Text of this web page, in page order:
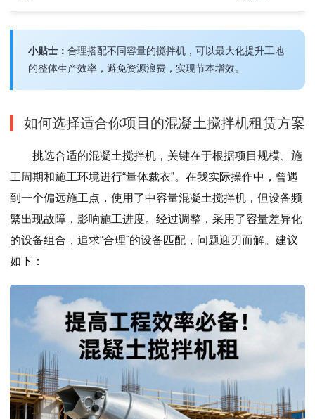
小贴士： 合理搭配不同容量的搅拌机，可以最大化提升工地
的整体生产效率，避免资源浪费，实现节本增效。
如何选择适合你项目的混凝土搅拌机租赁方案
挑选合适的混凝土搅拌机，关键在于根据项目规模、施
工周期和施工环境进行“量体裁衣”。在我实际操作中，曾遇
到一个偏远施工点，使用了中容量混凝土搅拌机，但设备频
繁出现故障，影响施工进度。经过调整，采用了容量差异化
的设备组合，追求“合理”的设备匹配，问题迎刃而解。建议
如下：